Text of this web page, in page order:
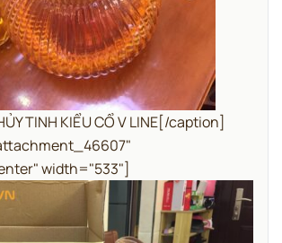
TINH KIỂU CỔ V LINE[/caption]
width="533"]